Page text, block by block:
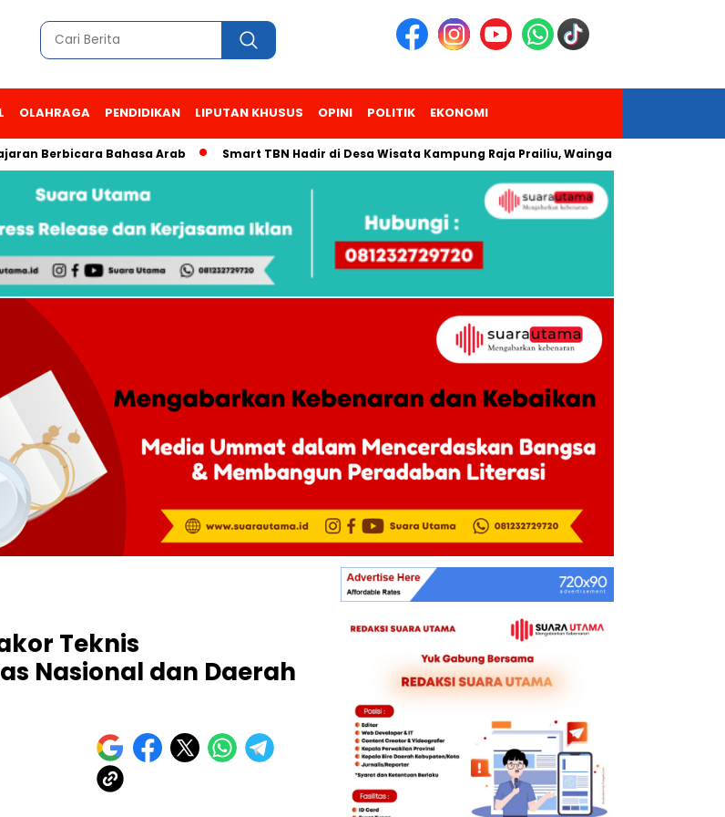
OLAHRAGA PENDIDIKAN LIPUTAN KHUSUS OPINI POLITIK EKONOMI
Bahasa Arab Smart TBN Hadir di Desa Wisata Kampung Raja Prailiu, Waingapu!
Teknis
Nasional dan Daerah